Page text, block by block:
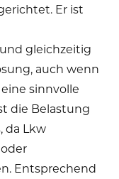
Er ist
gleichzeitig
auch wenn
sinnvolle
die Belastung
da Lkw
Entsprechend